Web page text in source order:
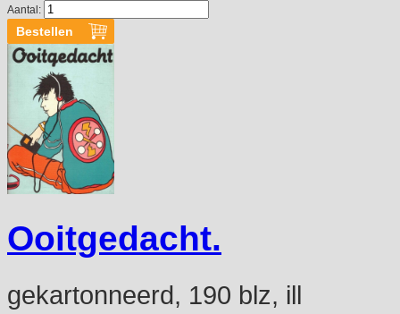
Aantal:
Ooitgedacht.
gekartonneerd, 190 blz, ill